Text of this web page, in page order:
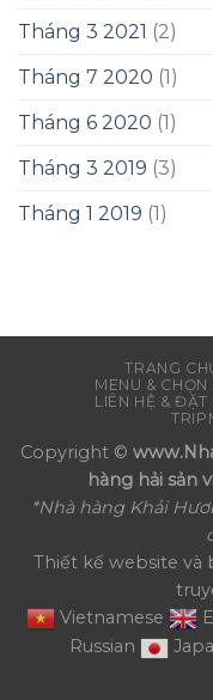
Tháng 3 2021 (2)
Tháng 7 2020 (1)
Tháng 6 2020 (1)
Tháng 3 2019 (3)
Tháng 1 2019 (1)
TRANG
MENU &
LIÊN HỆ & ĐẶT
Copyright ©
hàng hải sản
*Nhà hàng Khải
Thiết kế website và
Vietnamese
Russian